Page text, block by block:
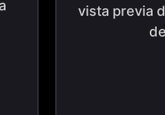
vista previa